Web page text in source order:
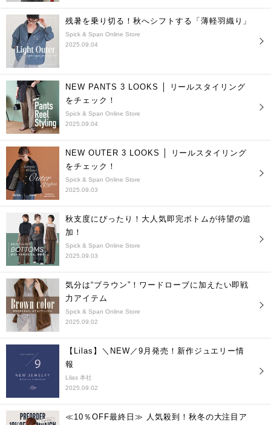
残暑を乗り切る！秋へシフトする「薄軽羽織り」
Spick & Span Online Store
2025.09.04
NEW PANTS 3 LOOKS │ リールスタイリング
をチェック！
Spick & Span Online Store
2025.09.04
NEW OUTER 3 LOOKS │ リールスタイリング
をチェック！
Spick & Span Online Store
2025.09.03
秋支度にぴったり！大人気即完ボトムが待望の追
加！
Spick & Span Online Store
2025.09.03
気分は“ブラウン”！ワードローブに加えたい即戦
力アイテム
Spick & Span Online Store
2025.09.02
【Lilas】＼NEW／9月発売！新作ジュエリー情
報
Lilas 本社
2025.09.02
≪10％OFF最終日≫ 人気殺到！秋冬の大注目ア